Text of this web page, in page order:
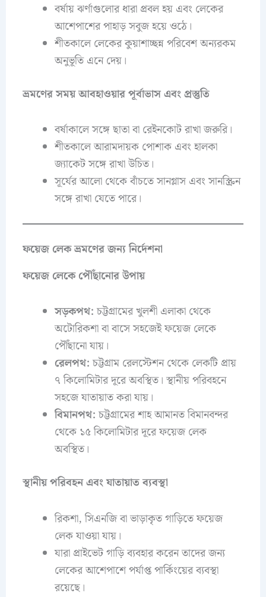
বর্ষায় ঝর্ণাগুলোর ধারা প্রবল হয় এবং লেকের
আশেপাশের পাহাড় সবুজ হয়ে ওঠে।
শীতকালে লেকের কুয়াশাচ্ছন্ন পরিবেশ অন্যরকম
অনুভূতি এনে দেয়।
ভ্রমণের সময় আবহাওয়ার পূর্বাভাস এবং প্রস্তুতি
বর্ষাকালে সঙ্গে ছাতা বা রেইনকোট রাখা জরুরি।
শীতকালে আরামদায়ক পোশাক এবং হালকা
জ্যাকেট সঙ্গে রাখা উচিত।
সূর্যের আলো থেকে বাঁচতে সানগ্লাস এবং সানস্ক্রিন
সঙ্গে রাখা যেতে পারে।
ফয়েজ লেক ভ্রমণের জন্য নির্দেশনা
ফয়েজ লেকে পৌঁছানোর উপায়
সড়কপথ: চট্টগ্রামের খুলশী এলাকা থেকে
অটোরিকশা বা বাসে সহজেই ফয়েজ লেকে
পৌঁছানো যায়।
রেলপথ: চট্টগ্রাম রেলস্টেশন থেকে লেকটি প্রায়
৭ কিলোমিটার দূরে অবস্থিত। স্থানীয় পরিবহনে
সহজে যাতায়াত করা যায়।
বিমানপথ: চট্টগ্রামের শাহ আমানত বিমানবন্দর
থেকে ১৫ কিলোমিটার দূরে ফয়েজ লেক
অবস্থিত।
স্থানীয় পরিবহন এবং যাতায়াত ব্যবস্থা
রিকশা, সিএনজি বা ভাড়াকৃত গাড়িতে ফয়েজ
লেক যাওয়া যায়।
যারা প্রাইভেট গাড়ি ব্যবহার করেন তাদের জন্য
লেকের আশেপাশে পর্যাপ্ত পার্কিংয়ের ব্যবস্থা
রয়েছে।